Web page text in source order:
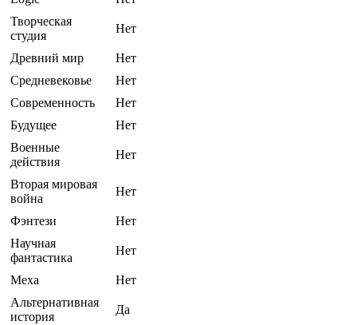
Творческая
студия
Нет
Древний мир
Нет
Средневековье
Нет
Современность
Нет
Будущее
Нет
Военные
действия
Нет
Вторая мировая
война
Нет
Фэнтези
Нет
Научная
фантастика
Нет
Меха
Нет
Альтернативная
история
Да